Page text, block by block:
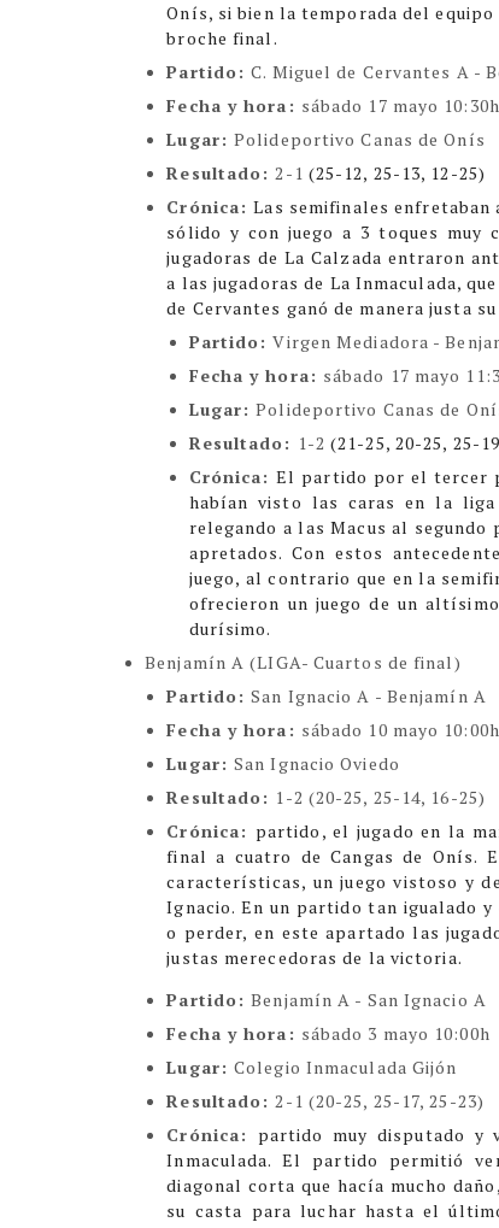
Onís, si bien la temporada del
broche final.
Partido:C. Miguel de Cervantes A -
Fecha y hora: sábado 17 mayo 10:30h
Lugar:Polideportivo Canas de Onís
Resultado:2-1 (25-12, 25-13, 12-25)
Crónica:Las semifinales
sólido y con juego a 3 toques muy
jugadoras de La Calzada entraron
a las jugadoras de La Inmaculada,
de Cervantes ganó de manera justa
Partido:Virgen Mediadora -
Fecha y hora: sábado 17 mayo
Lugar:Polideportivo Canas de
Resultado: 1-2(21-25, 20-25, 25-
Crónica:El partido por el tercer
habían visto las caras en la liga
relegando a las Macus al
apretados. Con estos
juego, al contrario que en la
ofrecieron un juego de un
durísimo.
Benjamín A (LIGA- Cuartos de final)
Partido:San Ignacio A - Benjamín A
Fecha y hora: sábado 10 mayo 10:00h
Lugar:San Ignacio Oviedo
Resultado: 1-2 (20-25, 25-14, 16-25)
Crónica: partido, el jugado en la
final a cuatro de Cangas de Onís.
características, un juego vistoso y
Ignacio. En un partido tan igualado
o perder, en este apartado las
justas merecedoras de la victoria.
Partido:Benjamín A - San Ignacio A
Fecha y hora: sábado 3 mayo 10:00h
Lugar:Colegio Inmaculada Gijón
Resultado:2-1 (20-25, 25-17, 25-23)
Crónica: partido muy disputado y
Inmaculada. El partido permitió
diagonal corta que hacía mucho
su casta para luchar hasta el